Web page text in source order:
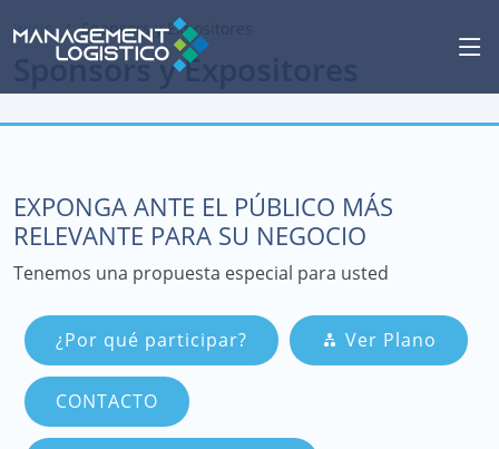
Inicio Sponsors y Expositores
Sponsors y Expositores
EXPONGA ANTE EL PÚBLICO MÁS
RELEVANTE PARA SU NEGOCIO
Tenemos una propuesta especial para usted
¿Por qué participar? Ver Plano
CONTACTO